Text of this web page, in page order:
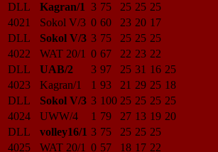
DLL
Kagran/1 3 75 25 25 25
4021
Sokol V/3 0 60 23 20 17
DLL
Sokol V/3 3 75 25 25 25
4022
WAT 20/1 0 67 22 23 22
DLL
UAB/2 3 97 25 31 16 25
4023
Kagran/1 1 93 21 29 25 18
DLL
Sokol V/3 3 100 25 25 25 25
4024
UWW/4 1 79 27 13 19 20
DLL
volley16/1 3 75 25 25 25
4025
WAT 20/1 0 57 18 17 22